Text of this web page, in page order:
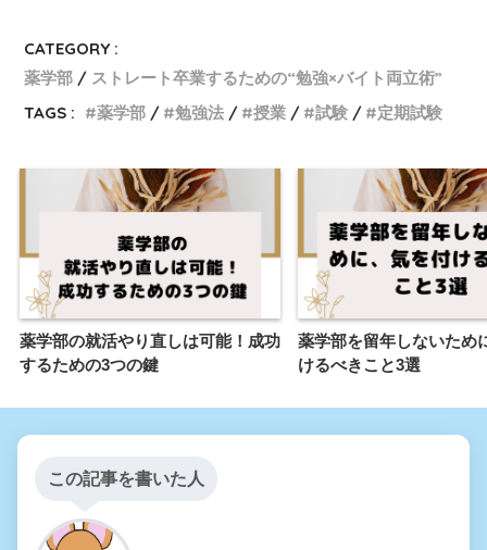
CATEGORY :
薬学部
ストレート卒業するための“勉強×バイト両立術”
TAGS :
薬学部 勉強法 授業 試験 定期試験
薬学部の就活やり直しは可能！成功
するための3つの鍵
薬学部を留年しないため
けるべきこと3選
この記事を書いた人